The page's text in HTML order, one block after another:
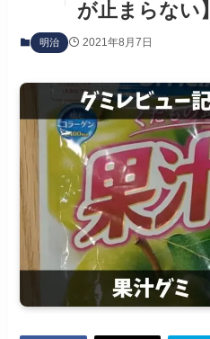
が止まらない】
明治 2021年8月7日